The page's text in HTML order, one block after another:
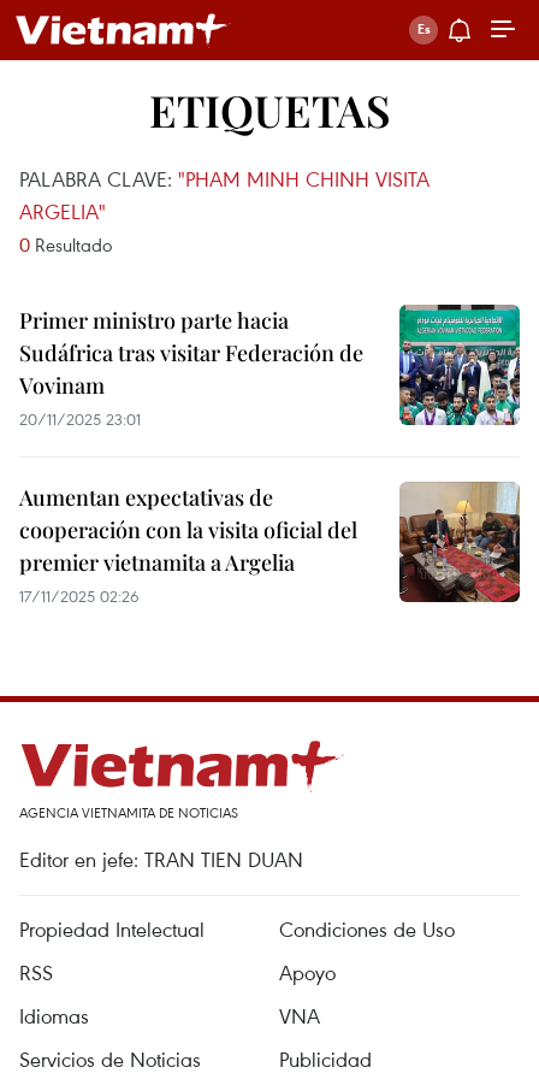
ETIQUETAS
PALABRA CLAVE: "PHAM MINH CHINH VISITA
ARGELIA"
0 Resultado
Primer ministro parte hacia
Sudáfrica tras visitar Federación de
Vovinam
20/11/2025 23:01
Aumentan expectativas de
cooperación con la visita oficial del
premier vietnamita a Argelia
17/11/2025 02:26
AGENCIA VIETNAMITA DE NOTICIAS
Editor en jefe: TRAN TIEN DUAN
Propiedad Intelectual
Condiciones de Uso
RSS
Apoyo
Idiomas
VNA
Servicios de Noticias
Publicidad